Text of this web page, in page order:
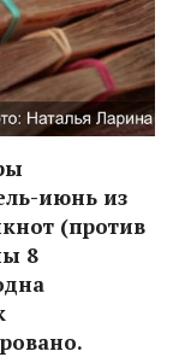
июнь из
(против
8